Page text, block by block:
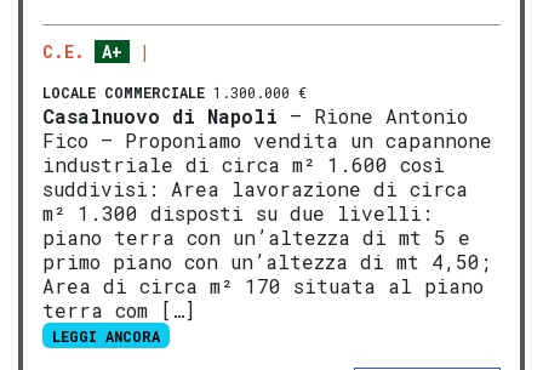
C.E. A+
LOCALE COMMERCIALE 1.300.000 €
Casalnuovo di Napoli – Rione Antonio
Fico – Proponiamo vendita un capannone
industriale di circa m² 1.600 così
suddivisi: Area lavorazione di circa
m² 1.300 disposti su due livelli:
piano terra con un’altezza di mt 5 e
primo piano con un’altezza di mt 4,50;
Area di circa m² 170 situata al piano
terra com […]
LEGGI ANCORA